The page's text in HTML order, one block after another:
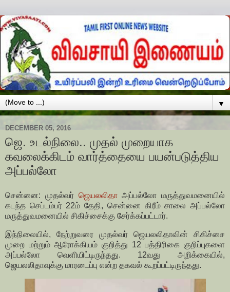
▼
DECEMBER 05, 2016
ஜெ. உடல்நிலை.. முதல் முறையாக
கவலைக்கிடம் வார்த்தையை பயன்படுத்திய
அப்பல்லோ
சென்னை: முதல்வர் ஜெயலலிதாஅப்பல்லோ மருத்துவமனையில்
கடந்த செப்டம்பர் 22ம் தேதி, சென்னை கிரீம் சாலை அப்பல்லோ
மருத்துவமனையில் சிகிச்சைக்கு சேர்க்கப்பட்டார்.
இந்நிலையில், நேற்றுவரை முதல்வர் ஜெயலலிதாவின் சிகிச்சை
முறை மற்றும் ஆரோக்கியம் குறித்து 12 பத்திரிகை குறிப்புகளை
அப்பல்லோ வெளியிட்டிருந்தது. 12வது அறிக்கையில்,
ஜெயலலிதாவுக்கு மாரடைப்பு என்ற தகவல் கூறப்பட்டிருந்தது.